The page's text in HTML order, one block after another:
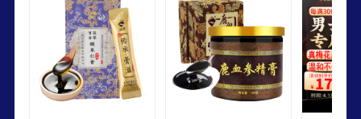
摇山、鹿汇等系列品牌。